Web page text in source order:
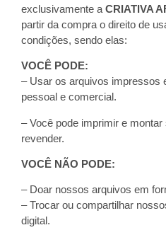
exclusivamente a CRIATIVA
partir da compra o direito de
condições, sendo elas:
VOCÊ PODE:
– Usar os arquivos impressos
pessoal e comercial.
– Você pode imprimir e
revender.
VOCÊ NÃO PODE:
– Doar nossos arquivos em
– Trocar ou compartilhar
digital.